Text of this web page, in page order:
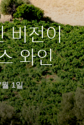
비전이
와인
1일